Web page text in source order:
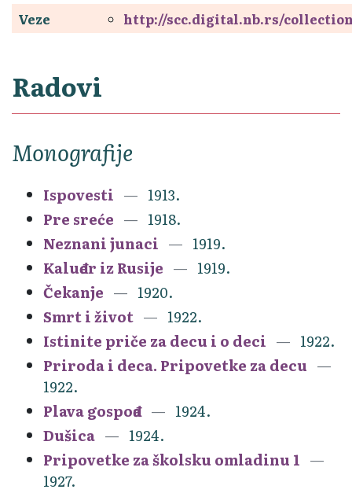
Veze
http://scc.digital.nb.rs/
Radovi
Monografije
Ispovesti
1913.
Pre sreće
1918.
Neznani junaci
1919.
Kaluđer iz Rusije
1919.
Čekanje
1920.
Smrt i život
1922.
Istinite priče za decu i o deci
1922.
Priroda i deca. Pripovetke za decu
1922.
Plava gospođa
1924.
Dušica
1924.
Pripovetke za školsku omladinu 1
1927.